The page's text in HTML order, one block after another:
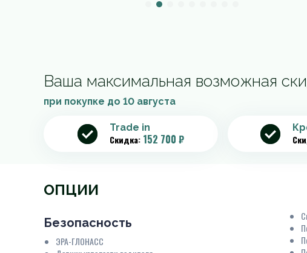
Ваша максимальная возможная
при покупке до 10 августа
Trade in
Скидка: 152 700 ₽
ОПЦИИ
Безопасность
ЭРА-ГЛОНАСС